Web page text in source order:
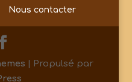
Nous contacter
| Propulsé par